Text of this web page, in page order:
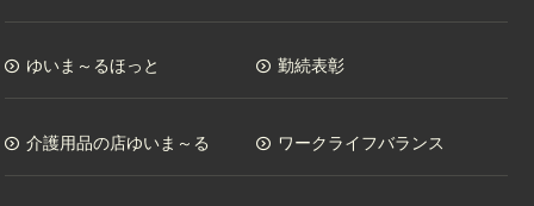
ゆいま～るほっと
介護用品の店ゆいま～る
勤続表彰
ワークライフバランス